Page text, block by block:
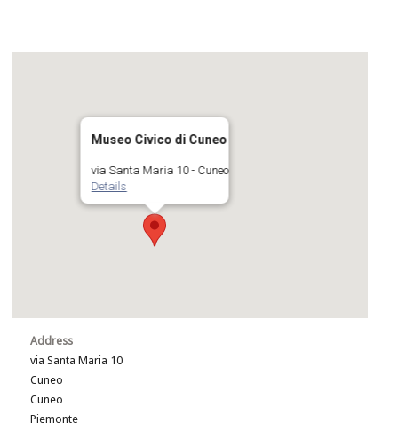
Museo Civico di Cuneo
via Santa Maria 10 - Cuneo
Details
Address
via Santa Maria 10
Cuneo
Cuneo
Piemonte